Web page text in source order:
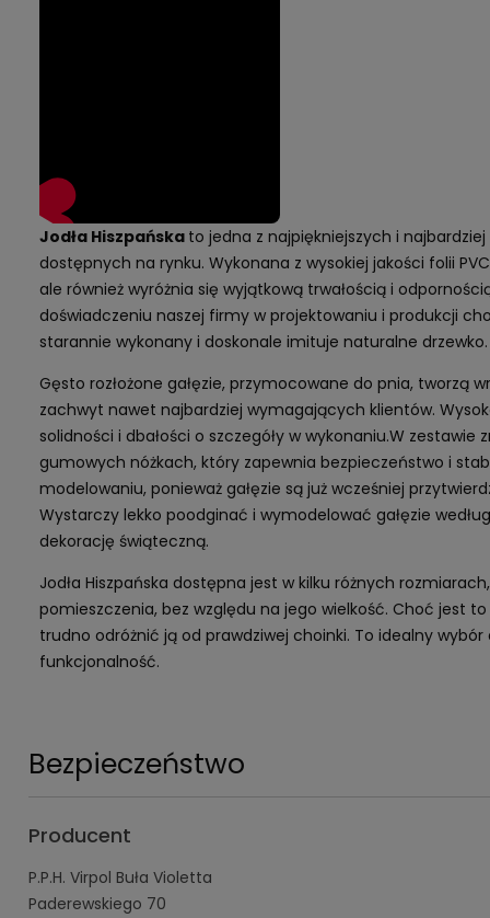
Jodła Hiszpańska to jedna z najpiękniejszych i
dostępnych na rynku. Wykonana z wysokiej jakości folii
ale również wyróżnia się wyjątkową trwałością i
doświadczeniu naszej firmy w projektowaniu i produkcji
starannie wykonany i doskonale imituje naturalne drzewko.
Gęsto rozłożone gałęzie, przymocowane do pnia, tworzą
zachwyt nawet najbardziej wymagających klientów.
solidności i dbałości o szczegóły w wykonaniu.W
gumowych nóżkach, który zapewnia bezpieczeństwo i
modelowaniu, ponieważ gałęzie są już wcześniej
Wystarczy lekko poodginać i wymodelować gałęzie
dekorację świąteczną.
Jodła Hiszpańska dostępna jest w kilku różnych
pomieszczenia, bez względu na jego wielkość. Choć jest
trudno odróżnić ją od prawdziwej choinki. To idealny
funkcjonalność.
Bezpieczeństwo
Producent
P.P.H. Virpol Buła Violetta
Paderewskiego 70